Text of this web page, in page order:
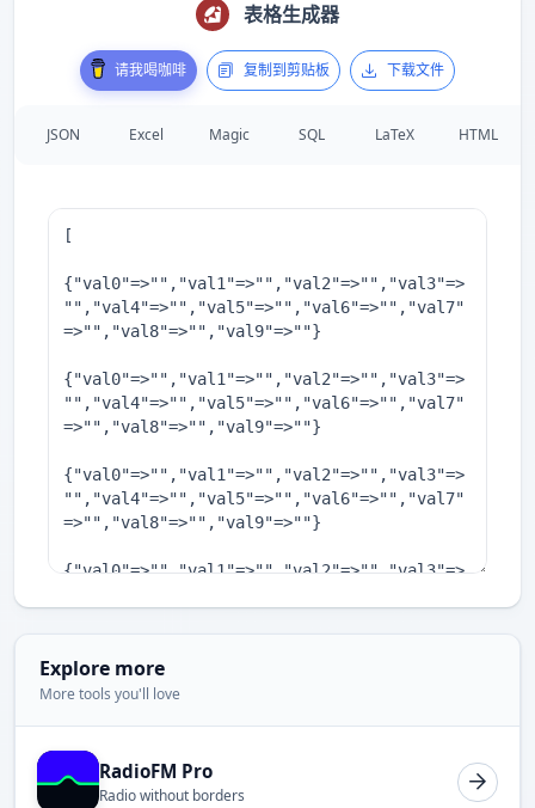
表格生成器
请我喝咖啡 复制到剪贴板 下载文件
JSON Excel Magic SQL LaTeX HTML
Explore more
More tools you'll love
RadioFM Pro
Radio without borders